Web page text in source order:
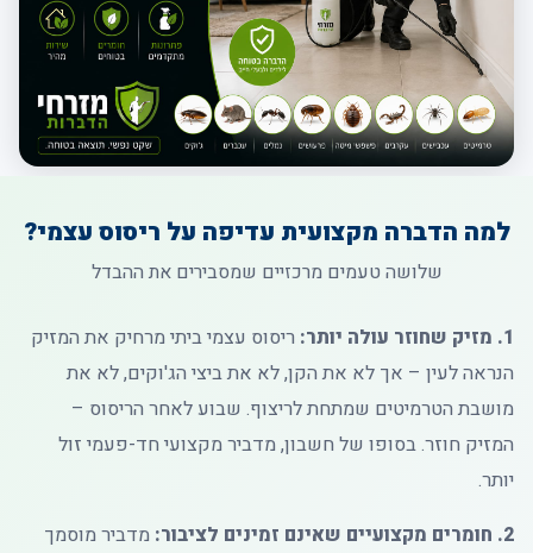
למה הדברה מקצועית עדיפה על ריסוס עצמי?
שלושה טעמים מרכזיים שמסבירים את ההבדל
1. מזיק שחוזר עולה יותר:
ריסוס עצמי ביתי מרחיק את המזיק
הנראה לעין – אך לא את הקן, לא את ביצי הג'וקים, לא את
מושבת הטרמיטים שמתחת לריצוף. שבוע לאחר הריסוס –
המזיק חוזר. בסופו של חשבון, מדביר מקצועי חד-פעמי זול
יותר.
2. חומרים מקצועיים שאינם זמינים לציבור:
מדביר מוסמך